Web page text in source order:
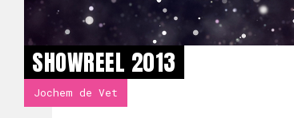
SHOWREEL 2013
Jochem de Vet